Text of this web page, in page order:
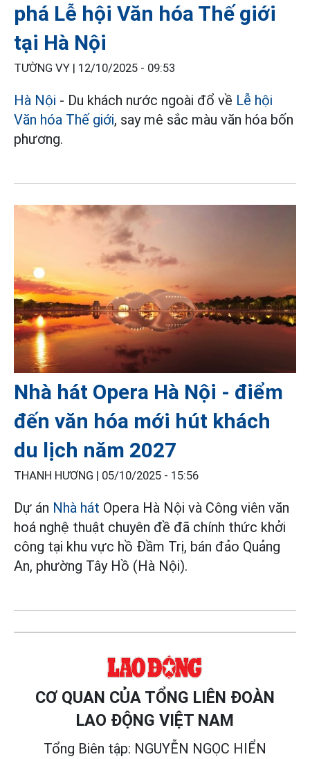
phá Lễ hội Văn hóa Thế giới
tại Hà Nội
TƯỜNG VY | 12/10/2025 - 09:53
Hà Nội - Du khách nước ngoài đổ về Lễ hội
Văn hóa Thế giới, say mê sắc màu văn hóa bốn
phương.
Nhà hát Opera Hà Nội - điểm
đến văn hóa mới hút khách
du lịch năm 2027
THANH HƯƠNG | 05/10/2025 - 15:56
Dự án Nhà hát Opera Hà Nội và Công viên văn
hoá nghệ thuật chuyên đề đã chính thức khởi
công tại khu vực hồ Đầm Trị, bán đảo Quảng
An, phường Tây Hồ (Hà Nội).
CƠ QUAN CỦA TỔNG LIÊN ĐOÀN
LAO ĐỘNG VIỆT NAM
Tổng Biên tập: NGUYỄN NGỌC HIỂN